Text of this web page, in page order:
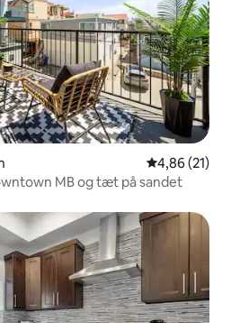
4,86 ud af 5
4,86 (21)
MB og tæt på sandet